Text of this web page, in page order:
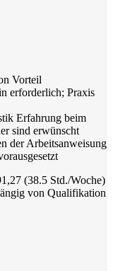
Vorteil
erforderlich; Praxis
Erfahrung beim
sind erwünscht
der Arbeitsanweisung
(38.5 Std./Woche)
von Qualifikation